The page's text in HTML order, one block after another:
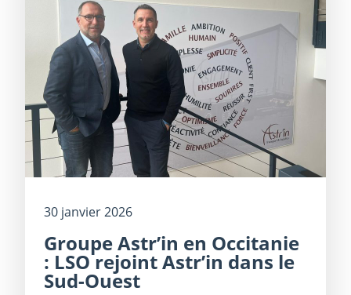
30 janvier 2026
Groupe Astr’in en Occitanie
: LSO rejoint Astr’in dans le
Sud-Ouest